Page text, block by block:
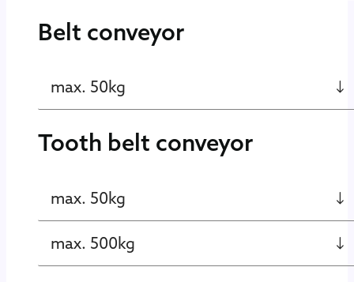
Belt conveyor
max. 50kg
Tooth belt conveyor
max. 50kg
max. 500kg